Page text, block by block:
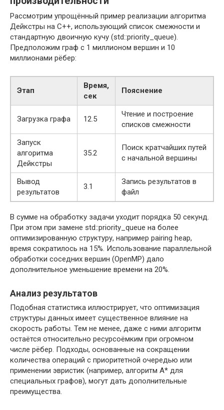
Рассмотрим упрощённый пример реализации алгоритма
Дейкстры на C++, использующий список смежности и
стандартную двоичную кучу (std::priority_queue).
Предположим граф с 1 миллионом вершин и 10
миллионами рёбер:
Этап
Время,
сек
Пояснение
Загрузка графа 12.5
Чтение и построение
списков смежности
Запуск
алгоритма
Дейкстры
35.2
Поиск кратчайших путей
с начальной вершины
Вывод
результатов
3.1
Запись результатов в
файл
В сумме на обработку задачи уходит порядка 50 секунд.
При этом при замене std::priority_queue на более
оптимизированную структуру, например pairing heap,
время сократилось на 15%. Использование параллельной
обработки соседних вершин (OpenMP) дало
дополнительное уменьшение времени на 20%.
Анализ результатов
Подобная статистика иллюстрирует, что оптимизация
структуры данных имеет существенное влияние на
скорость работы. Тем не менее, даже с ними алгоритм
остаётся относительно ресурсоёмким при огромном
числе рёбер. Подходы, основанные на сокращении
количества операций с приоритетной очередью или
применении эвристик (например, алгоритм A* для
специальных графов), могут дать дополнительные
преимущества.